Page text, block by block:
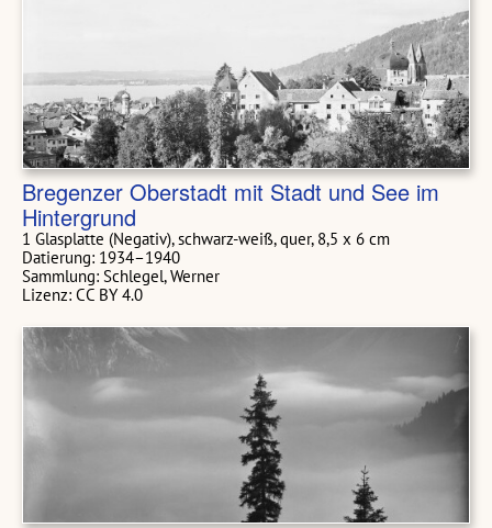
Bregenzer Oberstadt mit Stadt und See im
Hintergrund
1 Glasplatte (Negativ), schwarz-weiß, quer, 8,5 x 6 cm
Datierung: 1934–1940
Sammlung: Schlegel, Werner
Lizenz: CC BY 4.0